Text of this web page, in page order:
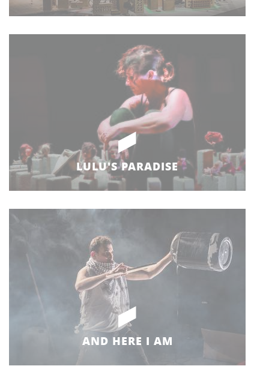
LULU'S PARADISE
AND HERE I AM